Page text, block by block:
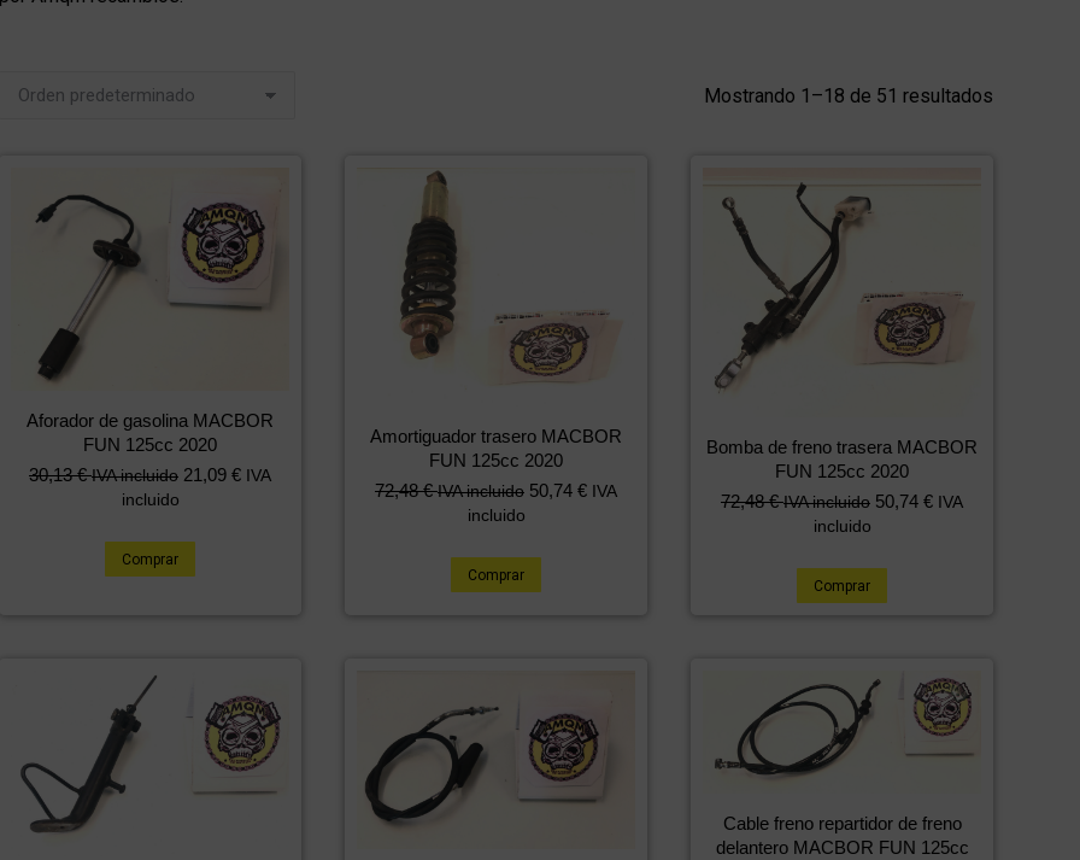
Mostrando 1–18 de 51 resultados
Aforador de gasolina MACBOR
FUN 125cc 2020
30,13€ IVA incluido 21,09 € IVA
incluido
Comprar
Amortiguador trasero MACBOR
FUN 125cc 2020
72,48€ IVA incluido 50,74 € IVA
incluido
Comprar
Bomba de freno trasera MACBOR
FUN 125cc 2020
72,48€ IVA incluido 50,74 € IVA
incluido
Comprar
Cable freno repartidor de freno
delantero MACBOR FUN 125cc